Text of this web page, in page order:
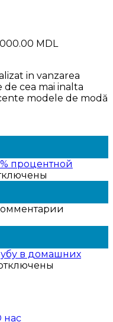
MDL
in vanzarea
cea mai inalta
modele de modă
процентной
RU
в домашних
нас